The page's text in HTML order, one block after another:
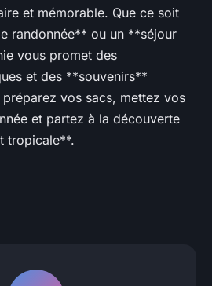
et mémorable. Que ce soit
randonnée** ou un **séjour
vous promet des
et des **souvenirs**
vos sacs, mettez vos
et partez à la découverte
tropicale**.